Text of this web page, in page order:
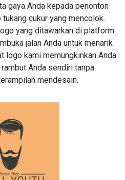
gaya Anda kepada penonton
cukur yang mencolok.
yang ditawarkan di platform
jalan Anda untuk menarik
logo kami memungkinkan Anda
Anda sendiri tanpa
mendesain.